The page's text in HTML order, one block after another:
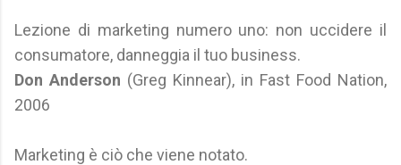
Lezione di marketing numero uno: non uccidere il
consumatore, danneggia il tuo business.
Don Anderson (Greg Kinnear), in Fast Food Nation,
2006
Marketing è ciò che viene notato.